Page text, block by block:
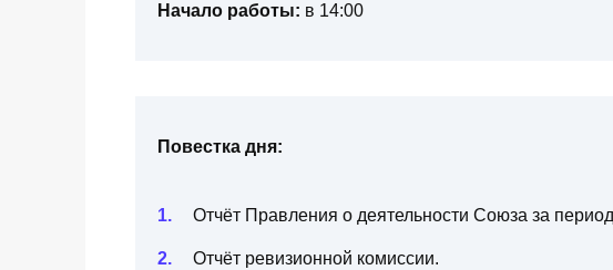
Начало работы: в 14:00
Повестка дня:
Отчёт Правления о деятельности Союза за
Отчёт ревизионной комиссии.